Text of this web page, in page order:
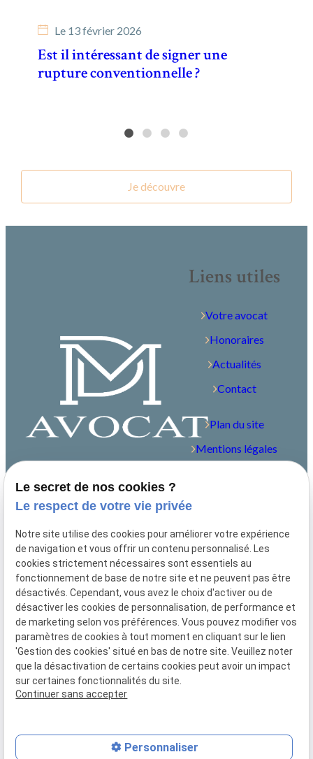
Le 13 février 2026
Est il intéressant de signer une
rupture conventionnelle ?
Je découvre
Liens utiles
Votre avocat
Honoraires
Actualités
Contact
Plan du site
Mentions légales
Gestion des cookies
Me contacter
04.81.68.45.60
contact@avocat-drouet.fr
18 Cr Pierre Puget, 13006 Marseille
Le secret de nos cookies ?
Le respect de votre vie privée
Notre site utilise des cookies pour améliorer votre expérience
de navigation et vous offrir un contenu personnalisé. Les
cookies strictement nécessaires sont essentiels au
fonctionnement de base de notre site et ne peuvent pas être
désactivés. Cependant, vous avez le choix d'activer ou de
désactiver les cookies de personnalisation, de performance et
de marketing selon vos préférences. Vous pouvez modifier vos
paramètres de cookies à tout moment en cliquant sur le lien
'Gestion des cookies' situé en bas de notre site. Veuillez noter
que la désactivation de certains cookies peut avoir un impact
sur certaines fonctionnalités du site.
Continuer sans accepter
Personnaliser